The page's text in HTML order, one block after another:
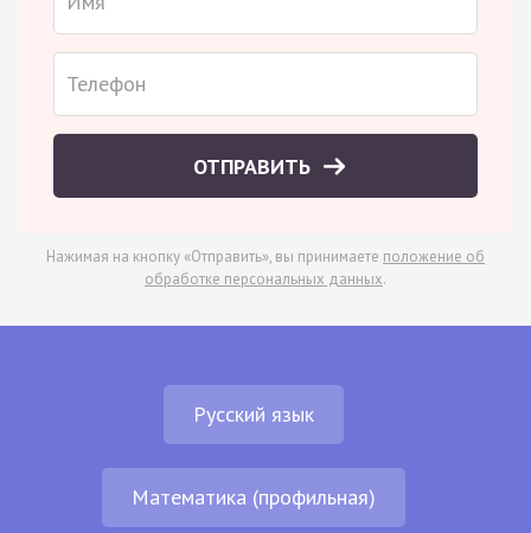
ОТПРАВИТЬ
Нажимая на кнопку «Отправить», вы принимаете положение об
обработке персональных данных.
Русский язык
Математика (профильная)